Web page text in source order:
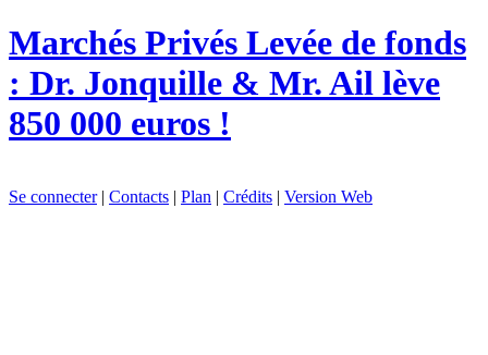
Marchés Privés Levée de fonds
: Dr. Jonquille & Mr. Ail lève
850 000 euros !
Se connecter| Contacts | Plan | Crédits | Version Web